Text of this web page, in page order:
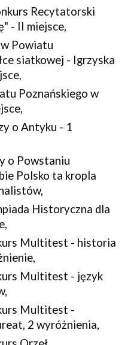
Recytatorski
- II miejsce,
Powiatu
siatkowej - Igrzyska
Poznańskiego w
o Antyku - 1
o Powstaniu
Polsko ta kropla
Historyczna dla
Multitest - historia
Multitest - język
Multitest -
2 wyróżnienia,